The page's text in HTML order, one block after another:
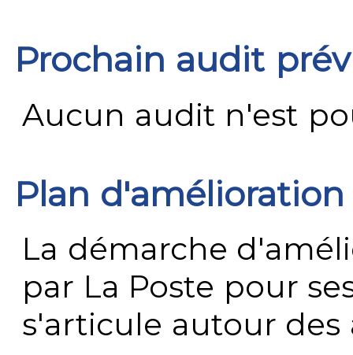
Prochain audit
Aucun audit n'est
Plan
La démarche
par La Poste pour
s'articule autour des